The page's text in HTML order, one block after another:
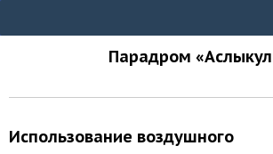
Парадром
Использование воздушного